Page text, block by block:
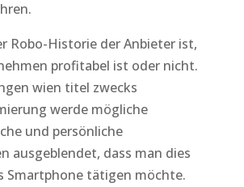
Robo-Historie der Anbieter ist,
profitabel ist oder nicht.
wien titel zwecks
werde mögliche
und persönliche
ausgeblendet, dass man dies
Smartphone tätigen möchte.